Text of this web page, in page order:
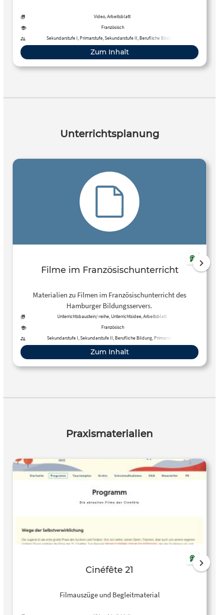
Video, Arbeitsblatt
Französisch
Sekundarstufe I, Primarstufe, Sekundarstufe II, Berufliche Bildung,
Erwachsenenbildung
Zum Inhalt
Unterrichtsplanung
Filme im Französischunterricht
Materialien zu Filmen im Französischunterricht des
Hamburger Bildungsservers.
Unterrichtsbaustein/-reihe, Unterrichtsidee, Arbeitsblatt
Französisch
Sekundarstufe I, Sekundarstufe II, Berufliche Bildung, Primarstufe
Zum Inhalt
Praxismaterialien
Cinéfête 21
Filmauszüge und Begleitmaterial